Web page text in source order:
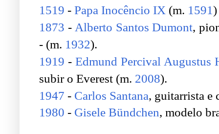
1519 - Papa Inocêncio IX (m. 1591)
1873 - Alberto Santos Dumont,
- (m. 1932).
1919 - Edmund Percival Augustus
subir o Everest (m. 2008).
1947 - Carlos Santana, guitarrista e
1980 - Gisele Bündchen, modelo